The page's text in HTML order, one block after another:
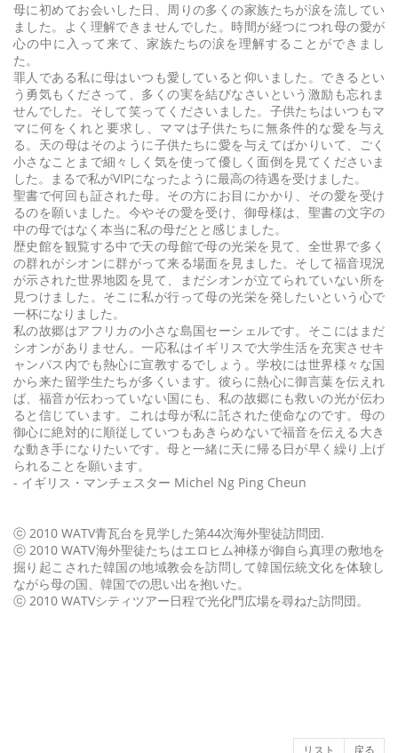
母に初めてお会いした日、周りの多くの家族たちが涙を流してい
ました。よく理解できませんでした。時間が経つにつれ母の愛が
心の中に入って来て、家族たちの涙を理解することができまし
た。
罪人である私に母はいつも愛していると仰いました。できるとい
う勇気もくださって、多くの実を結びなさいという激励も忘れま
せんでした。そして笑ってくださいました。子供たちはいつもマ
マに何をくれと要求し、ママは子供たちに無条件的な愛を与え
る。天の母はそのように子供たちに愛を与えてばかりいて、ごく
小さなことまで細々しく気を使って優しく面倒を見てくださいま
した。まるで私がVIPになったように最高の待遇を受けました。
聖書で何回も証された母。その方にお目にかかり、その愛を受け
るのを願いました。今やその愛を受け、御母様は、聖書の文字の
中の母ではなく本当に私の母だとと感じました。
歴史館を観覧する中で天の母館で母の光栄を見て、全世界で多く
の群れがシオンに群がって来る場面を見ました。そして福音現況
が示された世界地図を見て、まだシオンが立てられていない所を
見つけました。そこに私が行って母の光栄を発したいという心で
一杯になりました。
私の故郷はアフリカの小さな島国セーシェルです。そこにはまだ
シオンがありません。一応私はイギリスで大学生活を充実させキ
ャンパス内でも熱心に宣教するでしょう。学校には世界様々な国
から来た留学生たちが多くいます。彼らに熱心に御言葉を伝えれ
ば、福音が伝わっていない国にも、私の故郷にも救いの光が伝わ
ると信じています。これは母が私に託された使命なのです。母の
御心に絶対的に順従していつもあきらめないで福音を伝える大き
な動き手になりたいです。母と一緒に天に帰る日が早く繰り上げ
られることを願います。
- イギリス・マンチェスター Michel Ng Ping Cheun
ⓒ 2010 WATV青瓦台を見学した第44次海外聖徒訪問団.
ⓒ 2010 WATV海外聖徒たちはエロヒム神様が御自ら真理の敷地を
掘り起こされた韓国の地域教会を訪問して韓国伝統文化を体験し
ながら母の国、韓国での思い出を抱いた。
ⓒ 2010 WATVシティツアー日程で光化門広場を尋ねた訪問団。
リスト 戻る